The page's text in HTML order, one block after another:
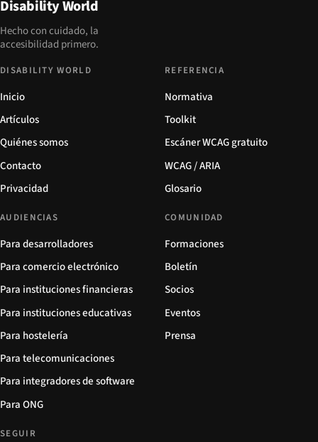
Disability World
Hecho con cuidado, la
accesibilidad primero.
DISABILITY WORLD
Inicio
Artículos
Quiénes somos
Contacto
Privacidad
REFERENCIA
Normativa
Toolkit
Escáner WCAG gratuito
WCAG / ARIA
Glosario
AUDIENCIAS
Para desarrolladores
Para comercio electrónico
Para instituciones financieras
Para instituciones educativas
Para hostelería
Para telecomunicaciones
Para integradores de software
Para ONG
COMUNIDAD
Formaciones
Boletín
Socios
Eventos
Prensa
SEGUIR